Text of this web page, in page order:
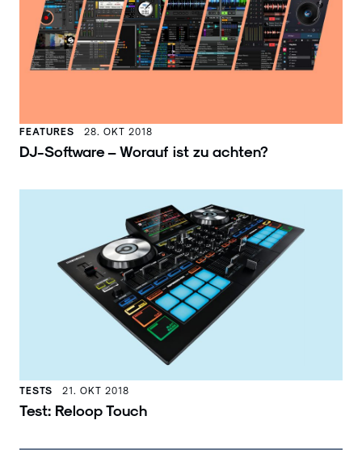
FEATURES 28. OKT 2018
DJ-Software – Worauf ist zu achten?
TESTS 21. OKT 2018
Test: Reloop Touch